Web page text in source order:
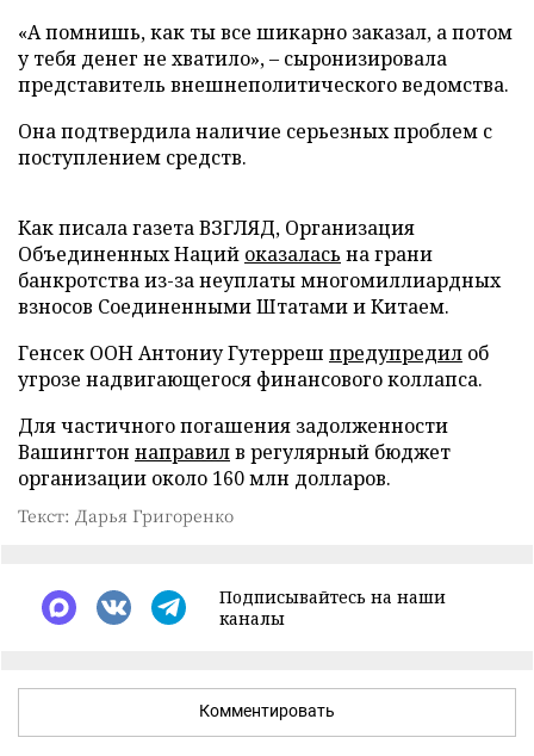
«А помнишь, как ты все шикарно заказал, а потом
у тебя денег не хватило», – сыронизировала
представитель внешнеполитического ведомства.
Она подтвердила наличие серьезных проблем с
поступлением средств.
Как писала газета ВЗГЛЯД, Организация
Объединенных Наций оказалась на грани
банкротства из-за неуплаты многомиллиардных
взносов Соединенными Штатами и Китаем.
Генсек ООН Антониу Гутерреш предупредил об
угрозе надвигающегося финансового коллапса.
Для частичного погашения задолженности
Вашингтон направилв регулярный бюджет
организации около 160 млн долларов.
Текст: Дарья Григоренко
Подписывайтесь на наши
каналы
Комментировать